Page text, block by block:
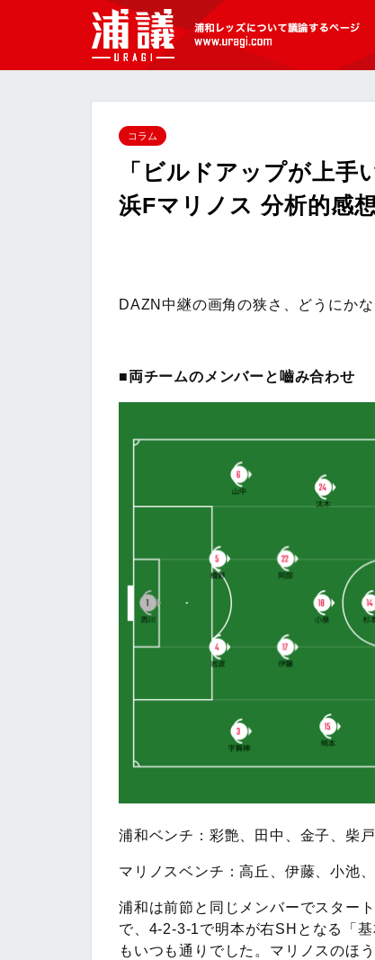
[浦議]浦和レッズについて議論するペ
コラム
「ビルドアップが上
浜Fマリノス 分析的感
DAZN中継の画角の狭さ、どうにかな
■両チームのメンバーと嚙み合わせ
浦和ベンチ：彩艶、田中、金子、柴
マリノスベンチ：高丘、伊藤、小池
浦和は前節と同じメンバーでスター
で、4-2-3-1で明本が右SHとなる「
もいつも通りでした。マリノスのほ